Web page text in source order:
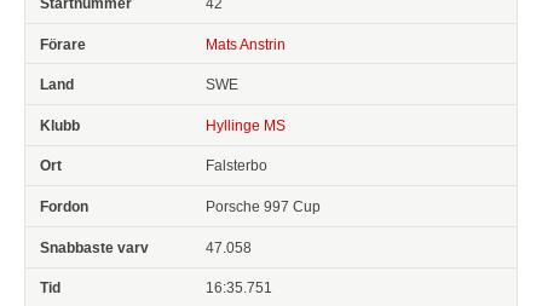
Mats Anstrin
SWE
Hyllinge MS
Falsterbo
Porsche 997 Cup
47.058
16:35.751